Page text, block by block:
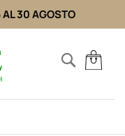
30 AGOSTO
Search